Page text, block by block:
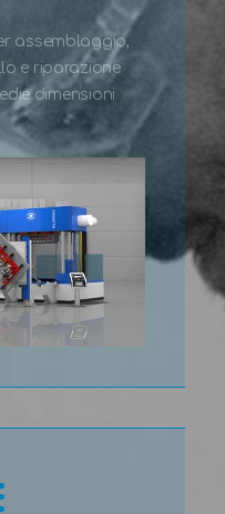
assemblaggio,
e riparazione
dimensioni